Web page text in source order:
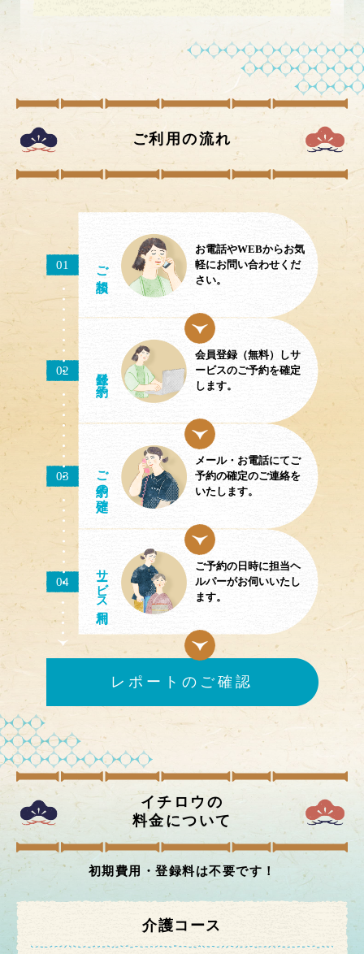
ご利用の流れ
01 ご相談
お電話やWEBからお気
軽にお問い合わせくだ
さい。
02 ／予約
会員登録（無料）しサ
ービスのご予約を確定
します。
03
ご予約
の確定
メール・お電話にてご
予約の確定のご連絡を
いたします。
04
サ
ビス
ご予約の日時に担当ヘ
ルパーがお伺いいたし
ます。
レポートのご確認
イチロウの
料金について
初期費用・登録料は不要です！
介護コース